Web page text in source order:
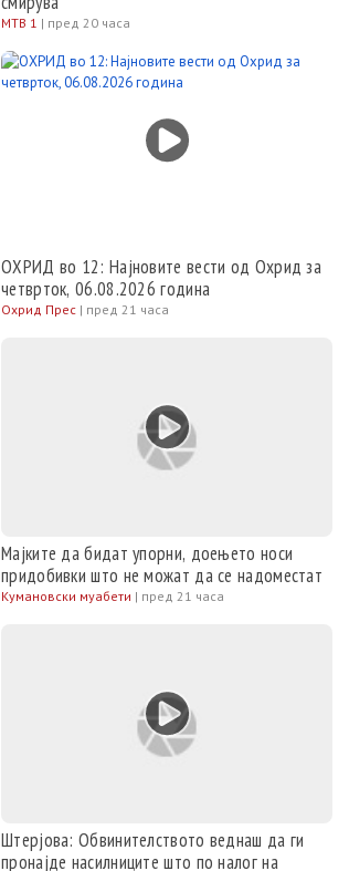
МТВ 1 | пред 20 часа
ОХРИД во 12: Најновите вести од Охрид за
четврток, 06.08.2026 година
Охрид Прес | пред 21 часа
Мајките да бидат упорни, доењето носи
придобивки што не можат да се надоместат
Кумановски муабети | пред 21 часа
Штерјова: Обвинителството веднаш да ги
пронајде насилниците што по налог на